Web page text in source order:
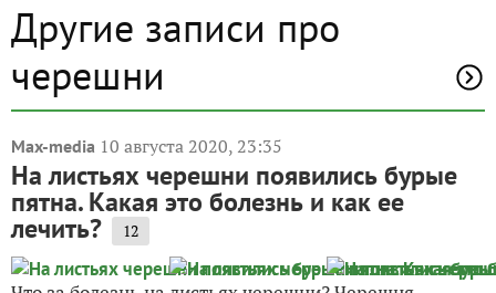
Другие записи про
черешни
Max-media 10 августа 2020, 23:35
На листьях черешни появились бурые
пятна. Какая это болезнь и как ее
лечить? 12